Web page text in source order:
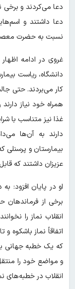
دعا می‌کردند و برخی
دعا داشتند و
نسبت به حضرت
غروی در ادامه
دانشگاه، ریاست
کار می‌بردند. حتی
همراه خود نیاز
غذا نیز متناسب با
دارند به آن‌ها
بیمارستان و پرسنلی
عزیزان داشتند که
برخی از فرماندهان
انقلاب نماز را
اتفاقاً نماز باشکوه
که یک خطبه جهانی
و مواضع خود را
انقلاب در خطبه‌های